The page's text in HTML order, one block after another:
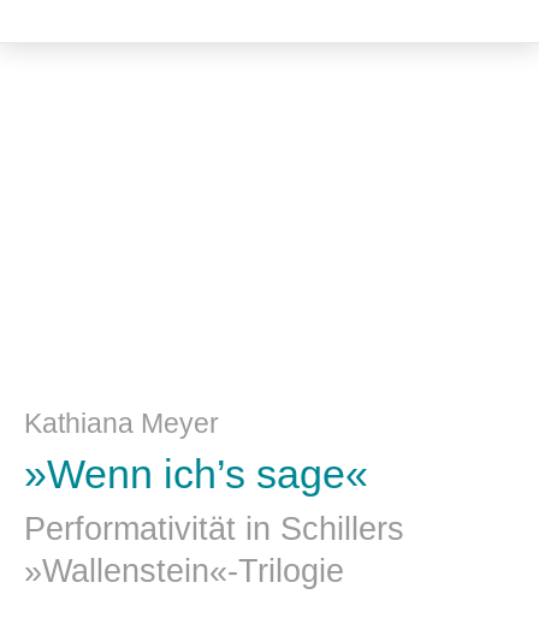
Kathiana Meyer
»Wenn ich’s sage«
Performativität in Schillers
»Wallenstein«-Trilogie